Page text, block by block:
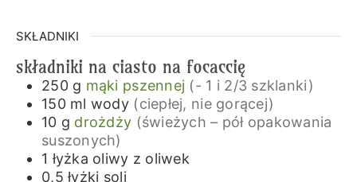
SKŁADNIKI
składniki na ciasto na focaccię
250 g mąki pszennej (- 1 i 2/3 szklanki)
150 ml wody (ciepłej, nie gorącej)
10 g drożdży (świeżych – pół opakowania
suszonych)
1 łyżka oliwy z oliwek
0,5 łyżki soli